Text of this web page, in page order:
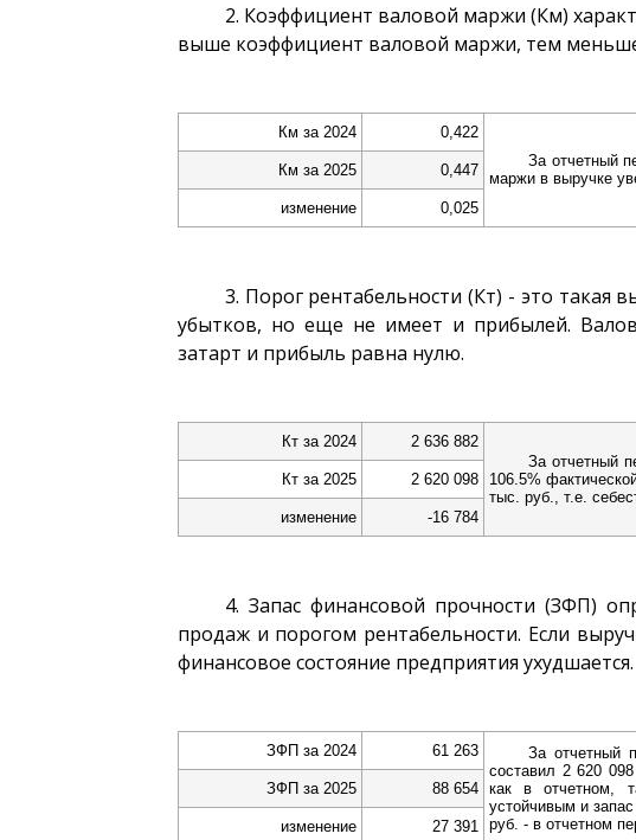
2. Коэффициент валовой маржи (Км)
выше коэффициент валовой маржи, тем
Км за 2024
0,422
За отчетный
маржи в выручке
Км за 2025 0,447
изменение 0,025
3. Порог рентабельности (Кт) - это такая
убытков, но еще не имеет и прибылей.
затарт и прибыль равна нулю.
Кт за 2024
2 636 882
За отчетный
106.5%
тыс. руб., т.е.
Кт за 2025 2 620 098
изменение -16 784
4. Запас финансовой прочности (ЗФП)
продаж и порогом рентабельности. Если
финансовое состояние предприятия ухудшается.
ЗФП за 2024 61 263
За отчетный
составил 2 620
как в отчетном,
устойчивым и
руб. - в отчетном
ЗФП за 2025 88 654
изменение 27 391